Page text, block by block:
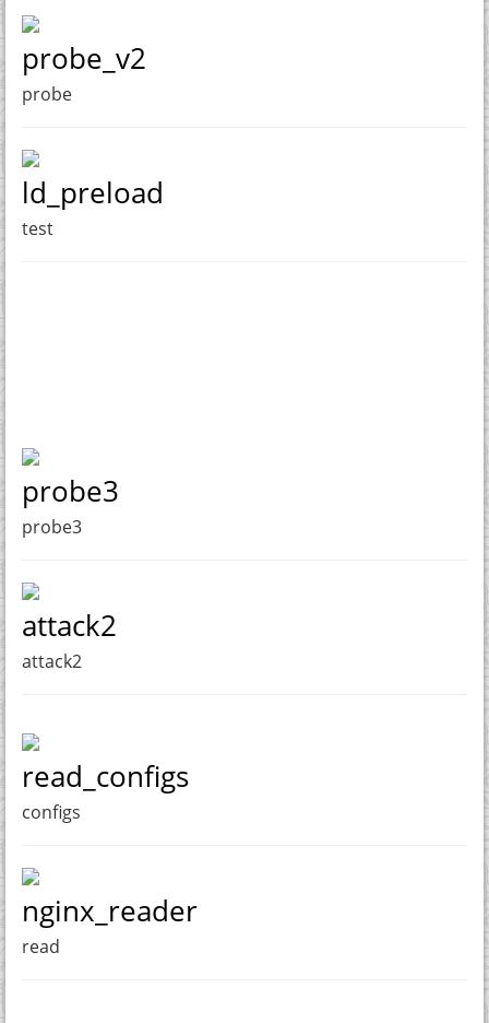
probe_v2
probe
ld_preload
test
probe3
probe3
attack2
attack2
read_configs
configs
nginx_reader
read